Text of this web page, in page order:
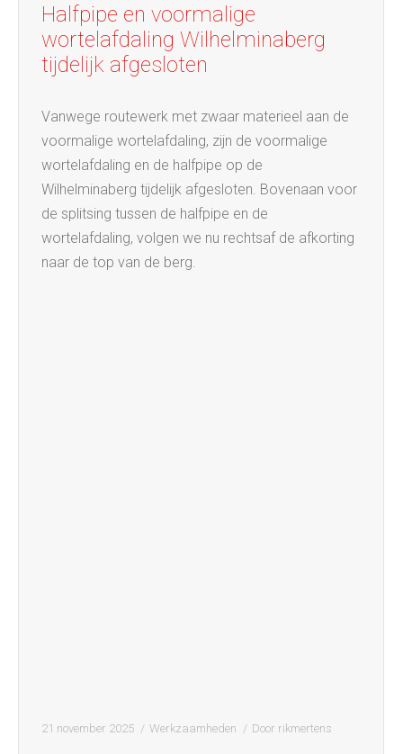
Halfpipe en voormalige
wortelafdaling Wilhelminaberg
tijdelijk afgesloten
Vanwege routewerk met zwaar materieel aan de
voormalige wortelafdaling, zijn de voormalige
wortelafdaling en de halfpipe op de
Wilhelminaberg tijdelijk afgesloten. Bovenaan voor
de splitsing tussen de halfpipe en de
wortelafdaling, volgen we nu rechtsaf de afkorting
naar de top van de berg.
21 november 2025 Werkzaamheden Door rikmertens